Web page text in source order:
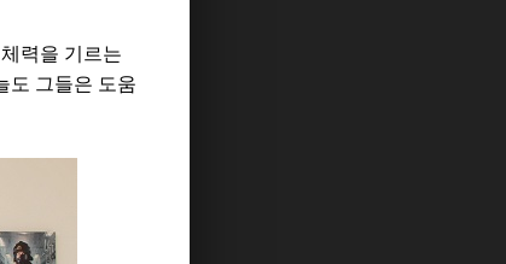
력을 기르는
도 그들은 도움